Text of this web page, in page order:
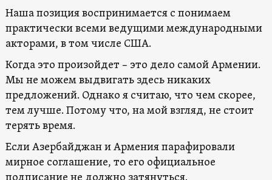
Наша позиция воспринимается с понимаем
практически всеми ведущими международными
акторами, в том числе США.
Когда это произойдет – это дело самой Армении.
Мы не можем выдвигать здесь никаких
предложений. Однако я считаю, что чем скорее,
тем лучше. Потому что, на мой взгляд, не стоит
терять время.
Если Азербайджан и Армения парафировали
мирное соглашение, то его официальное